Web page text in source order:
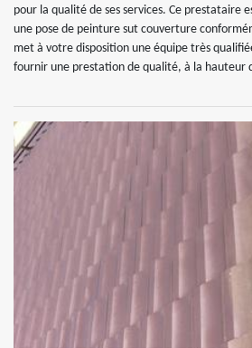
pour la qualité de ses services. Ce prestataire
une pose de peinture sut couverture
met à votre disposition une équipe très
fournir une prestation de qualité, à la hauteur